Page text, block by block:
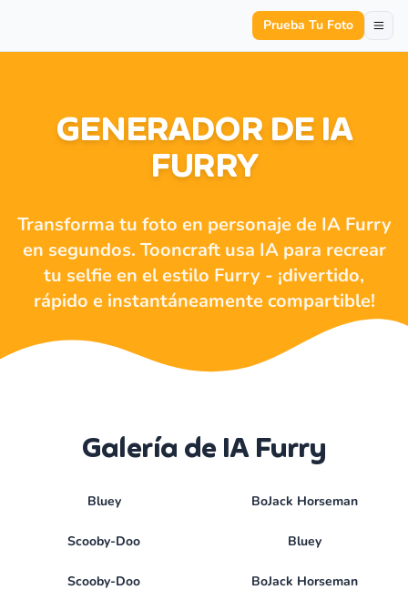
Prueba Tu Foto
GENERADOR DE IA
FURRY
Transforma tu foto en personaje de IA Furry
en segundos. Tooncraft usa IA para recrear
tu selfie en el estilo Furry - ¡divertido,
rápido e instantáneamente compartible!
Galería de IA Furry
Bluey BoJack Horseman
Scooby-Doo Bluey
Scooby-Doo BoJack Horseman